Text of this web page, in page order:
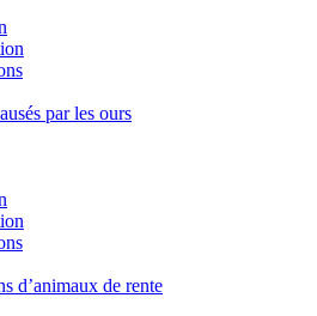
par les ours
d’animaux de rente